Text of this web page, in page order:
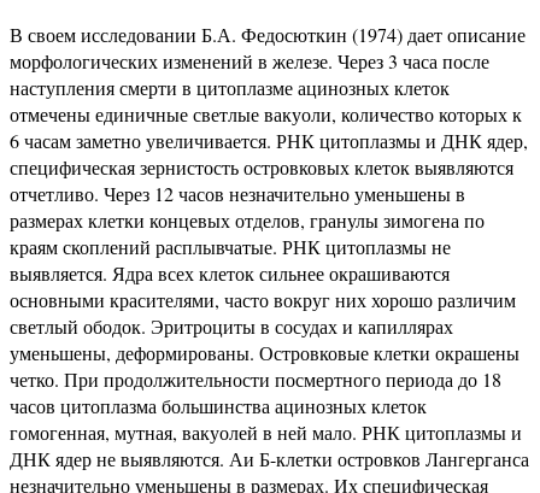
В своем исследовании Б.А. Федосюткин (1974) дает описание
морфологических изменений в железе. Через 3 часа после
наступления смерти в цитоплазме ацинозных клеток
отмечены единичные светлые вакуоли, количество которых к
6 часам заметно увеличивается. РНК цитоплазмы и ДНК ядер,
специфическая зернистость островковых клеток выявляются
отчетливо. Через 12 часов незначительно уменьшены в
размерах клетки концевых отделов, гранулы зимогена по
краям скоплений расплывчатые. РНК цитоплазмы не
выявляется. Ядра всех клеток сильнее окрашиваются
основными красителями, часто вокруг них хорошо различим
светлый ободок. Эритроциты в сосудах и капиллярах
уменьшены, деформированы. Островковые клетки окрашены
четко. При продолжительности посмертного периода до 18
часов цитоплазма большинства ацинозных клеток
гомогенная, мутная, вакуолей в ней мало. РНК цитоплазмы и
ДНК ядер не выявляются. Аи Б-клетки островков Лангерганса
незначительно уменьшены в размерах. Их специфическая